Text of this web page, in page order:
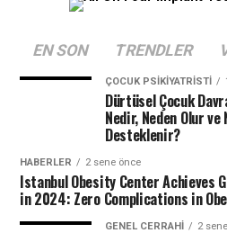
EN SON TRENDLER
ÇOCUK PSIKIYATRISTI
Dürtüsel Çocuk
Nedir, Neden Olur ve
Desteklenir?
HABERLER 2 sene önce
Istanbul Obesity Center Achieves
in 2024: Zero Complications in
GENEL CERRAHI 2